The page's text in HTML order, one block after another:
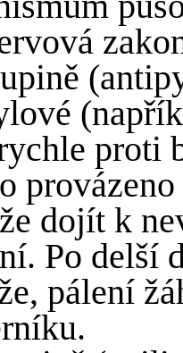
proti
dojít k
Po delší
pálení